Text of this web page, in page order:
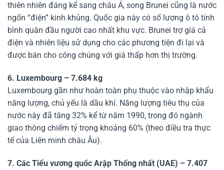
thiên nhiên đáng kể sang châu Á, song Brunei cũng là nước
ngốn “điện” kinh khủng. Quốc gia này có số lượng ô tô tính
bình quân đầu người cao nhất khu vực. Brunei trợ giá cả
điện và nhiên liệu sử dụng cho các phương tiện đi lại và
được bán cho công chúng với giá thấp hơn thị trường.
6. Luxembourg – 7.684 kg
Luxembourg gần như hoàn toàn phụ thuộc vào nhập khẩu
năng lượng, chủ yếu là dầu khí. Năng lượng tiêu thụ của
nước này đã tăng 32% kể từ năm 1990, trong đó ngành
giao thông chiếm tỷ trọng khoảng 60% (theo điều tra thực
tế của Liên minh châu Âu).
7. Các Tiểu vương quốc Arập Thống nhất (UAE) – 7.407